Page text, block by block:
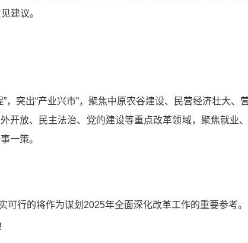
建议。
突出“产业兴市”，聚焦中原农谷建设、民营经济壮大、
开放、民主法治、党的建设等重点改革领域，聚焦就业
一策。
行的将作为谋划2025年全面深化改革工作的重要参考。